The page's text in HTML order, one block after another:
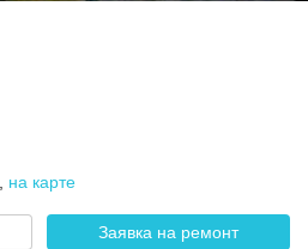
на карте
Заявка на ремонт